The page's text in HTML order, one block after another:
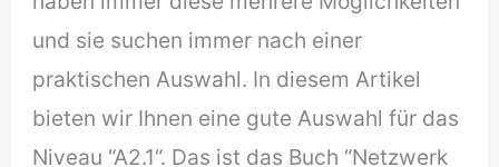
und sie suchen immer nach einer
praktischen Auswahl. In diesem Artikel
bieten wir Ihnen eine gute Auswahl für das
Niveau “A2.1“. Das ist das Buch “Netzwerk